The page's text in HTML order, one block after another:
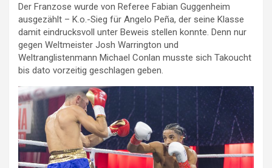
Der Franzose wurde von Referee Fabian Guggenheim
ausgezählt – K.o.-Sieg für Angelo Peña, der seine Klasse
damit eindrucksvoll unter Beweis stellen konnte. Denn nur
gegen Weltmeister Josh Warrington und
Weltranglistenmann Michael Conlan musste sich Takoucht
bis dato vorzeitig geschlagen geben.